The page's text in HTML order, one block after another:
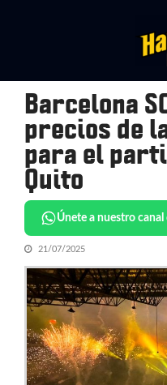
Barcelona
precios de
para el
Quito
Únete a nuestro
21/07/2025